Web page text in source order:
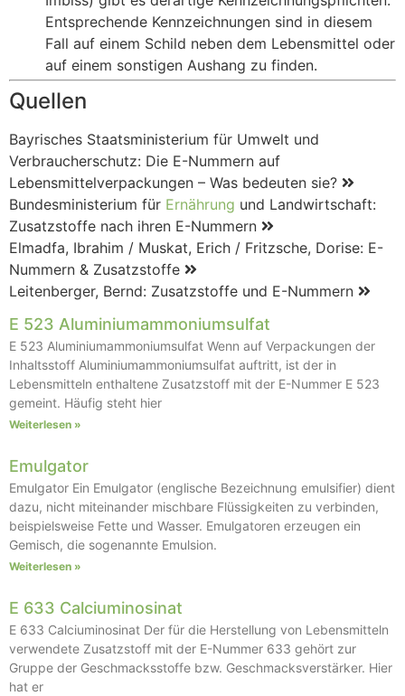
Entsprechende Kennzeichnungen sind in diesem
Fall auf einem Schild neben dem Lebensmittel oder
auf einem sonstigen Aushang zu finden.
Quellen
Bayrisches Staatsministerium für Umwelt und
Verbraucherschutz: Die E-Nummern auf
Lebensmittelverpackungen – Was bedeuten sie?
Bundesministerium für Ernährung und Landwirtschaft:
Zusatzstoffe nach ihren E-Nummern
Elmadfa, Ibrahim / Muskat, Erich / Fritzsche, Dorise: E-
Nummern & Zusatzstoffe
Leitenberger, Bernd: Zusatzstoffe und E-Nummern
E 523 Aluminiumammoniumsulfat
E 523 Aluminiumammoniumsulfat Wenn auf Verpackungen der
Inhaltsstoff Aluminiumammoniumsulfat auftritt, ist der in
Lebensmitteln enthaltene Zusatzstoff mit der E-Nummer E 523
gemeint. Häufig steht hier
Weiterlesen »
Emulgator
Emulgator Ein Emulgator (englische Bezeichnung emulsifier) dient
dazu, nicht miteinander mischbare Flüssigkeiten zu verbinden,
beispielsweise Fette und Wasser. Emulgatoren erzeugen ein
Gemisch, die sogenannte Emulsion.
Weiterlesen »
E 633 Calciuminosinat
E 633 Calciuminosinat Der für die Herstellung von Lebensmitteln
verwendete Zusatzstoff mit der E-Nummer 633 gehört zur
Gruppe der Geschmacksstoffe bzw. Geschmacksverstärker. Hier
hat er